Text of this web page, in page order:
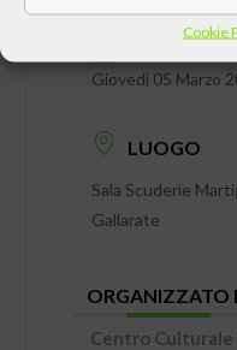
Cookie
Giovedì 05 Marzo
LUOGO
Sala Scuderie
Gallarate
ORGANIZZATO
Centro Culturale